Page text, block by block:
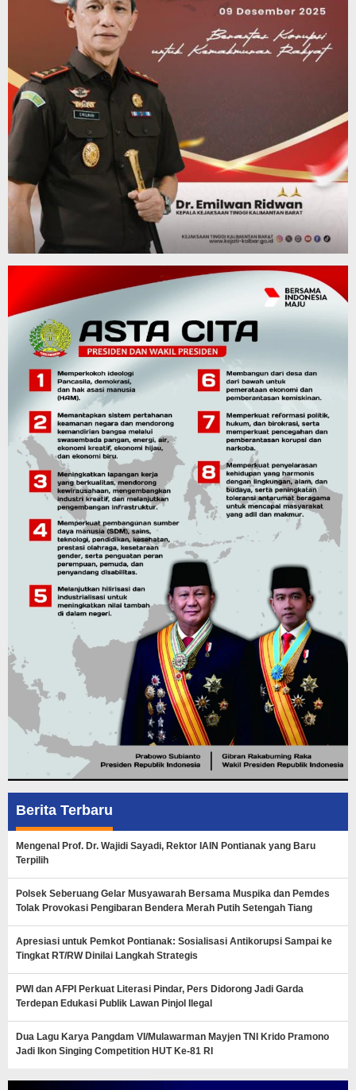
Berita Terbaru
Mengenal Prof. Dr. Wajidi Sayadi, Rektor IAIN Pontianak yang Baru
Terpilih
Polsek Seberuang Gelar Musyawarah Bersama Muspika dan Pemdes
Tolak Provokasi Pengibaran Bendera Merah Putih Setengah Tiang
Apresiasi untuk Pemkot Pontianak: Sosialisasi Antikorupsi Sampai ke
Tingkat RT/RW Dinilai Langkah Strategis
PWI dan AFPI Perkuat Literasi Pindar, Pers Didorong Jadi Garda
Terdepan Edukasi Publik Lawan Pinjol Ilegal
Dua Lagu Karya Pangdam VI/Mulawarman Mayjen TNI Krido Pramono
Jadi Ikon Singing Competition HUT Ke-81 RI